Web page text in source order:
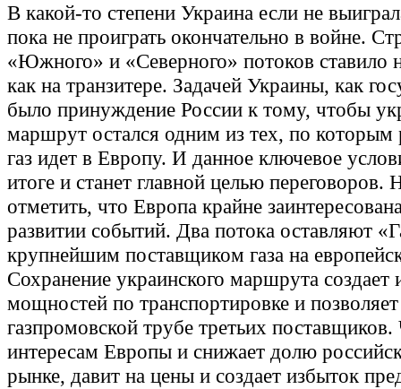
В какой-то степени Украина если не
пока не проиграть окончательно в войне.
«Южного» и «Северного» потоков ставило
как на транзитере. Задачей Украины, как
было принуждение России к тому, чтобы
маршрут остался одним из тех, по которым
газ идет в Европу. И данное ключевое
итоге и станет главной целью переговоров.
отметить, что Европа крайне
развитии событий. Два потока оставляют
крупнейшим поставщиком газа на
Сохранение украинского маршрута создает
мощностей по транспортировке и
газпромовской трубе третьих поставщиков.
интересам Европы и снижает долю
рынке, давит на цены и создает избыток